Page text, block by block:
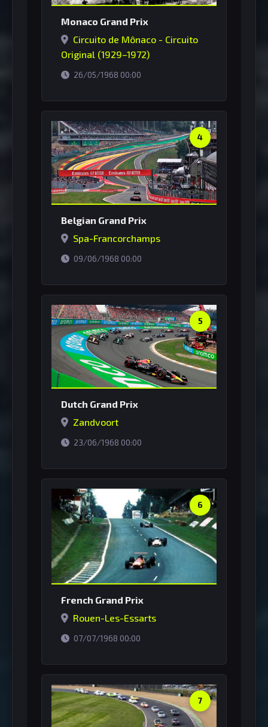
Monaco Grand Prix
Circuito de Mônaco - Circuito
Original (1929–1972)
26/05/1968 00:00
4
Belgian Grand Prix
Spa-Francorchamps
09/06/1968 00:00
5
Dutch Grand Prix
Zandvoort
23/06/1968 00:00
6
French Grand Prix
Rouen-Les-Essarts
07/07/1968 00:00
7